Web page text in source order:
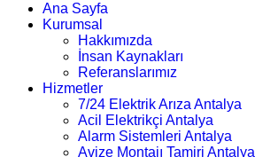
Ana Sayfa
Kurumsal
Hakkımızda
İnsan Kaynakları
Referanslarımız
Hizmetler
7/24 Elektrik Arıza Antalya
Acil Elektrikçi Antalya
Alarm Sistemleri Antalya
Avize Montajı Tamiri Antalya